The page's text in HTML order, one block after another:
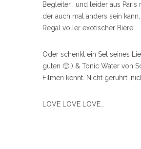
Begleiter… und leider aus
der auch mal anders sein
Regal voller exotischer Biere.
Oder schenkt ein Set seines
guten 🙂 ) & Tonic Water von
Filmen kennt. Nicht gerührt,
LOVE LOVE LOVE…